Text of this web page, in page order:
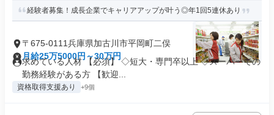
経験者募集！成長企業でキャリアアップが叶う◎年1回5連休あり
〒675-0111兵庫県加古川市平岡町二俣
月給25万5000円～30万円
求めている人材 【必須】 ◇短大・専門卒以上 ◇スーパーでの
勤務経験がある方 【歓迎...
資格取得支援あり +9個